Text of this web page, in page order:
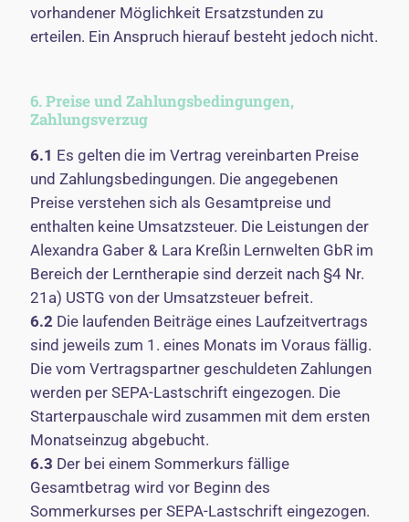
vorhandener Möglichkeit Ersatzstunden zu
erteilen. Ein Anspruch hierauf besteht jedoch nicht.
6. Preise und Zahlungsbedingungen,
Zahlungsverzug
6.1 Es gelten die im Vertrag vereinbarten Preise
und Zahlungsbedingungen. Die angegebenen
Preise verstehen sich als Gesamtpreise und
enthalten keine Umsatzsteuer. Die Leistungen der
Alexandra Gaber & Lara Kreßin Lernwelten GbR im
Bereich der Lerntherapie sind derzeit nach §4 Nr.
21a) USTG von der Umsatzsteuer befreit.
6.2 Die laufenden Beiträge eines Laufzeitvertrags
sind jeweils zum 1. eines Monats im Voraus fällig.
Die vom Vertragspartner geschuldeten Zahlungen
werden per SEPA-Lastschrift eingezogen. Die
Starterpauschale wird zusammen mit dem ersten
Monatseinzug abgebucht.
6.3 Der bei einem Sommerkurs fällige
Gesamtbetrag wird vor Beginn des
Sommerkurses per SEPA-Lastschrift eingezogen.